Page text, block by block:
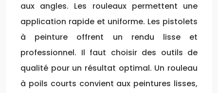
aux angles. Les rouleaux permettent une
application rapide et uniforme. Les pistolets
à peinture offrent un rendu lisse et
professionnel. Il faut choisir des outils de
qualité pour un résultat optimal. Un rouleau
à poils courts convient aux peintures lisses,